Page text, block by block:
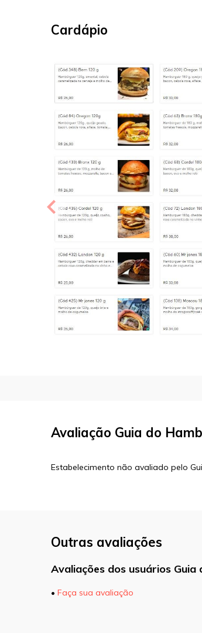
Cardápio
Avaliação Guia do
Estabelecimento não avaliado pelo
Outras avaliações
Avaliações dos usuários Guia
• Faça sua avaliação